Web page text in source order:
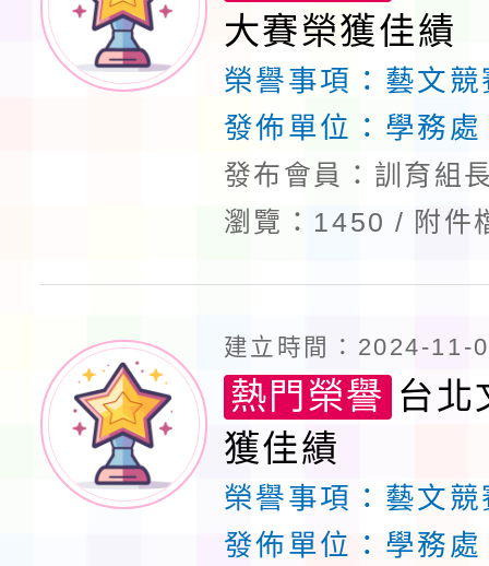
大賽榮獲佳績
榮譽事項： 藝文競
發佈單位： 學務處
發布會員：訓育組
瀏覽：1450
附件
建立時間：2024-11-
熱門榮譽 台北
獲佳績
榮譽事項： 藝文競
發佈單位： 學務處